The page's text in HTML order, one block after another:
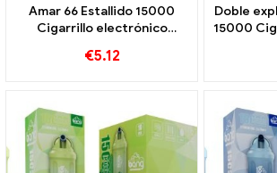
Amar 66 Estallido 15000
Cigarrillo electrónico
combinación perfecta de
€5.12
Doble
15000